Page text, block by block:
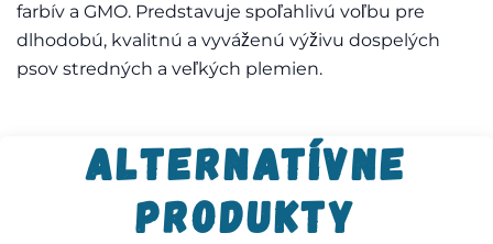
farbív a GMO. Predstavuje spoľahlivú voľbu pre
dlhodobú, kvalitnú a vyváženú výživu dospelých
psov stredných a veľkých plemien.
Alternatívne
produkty